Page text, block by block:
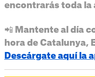
encontrarás toda la
📲 Mantente al día
hora de Catalunya,
Descárgate aquí la